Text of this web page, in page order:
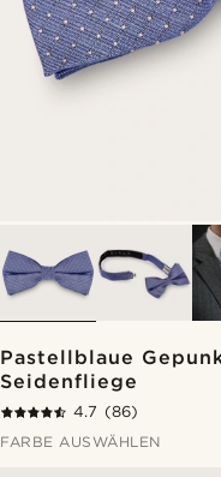
Pastellblaue
Seidenfliege
4.7 (86)
FARBE AUSWÄHLEN